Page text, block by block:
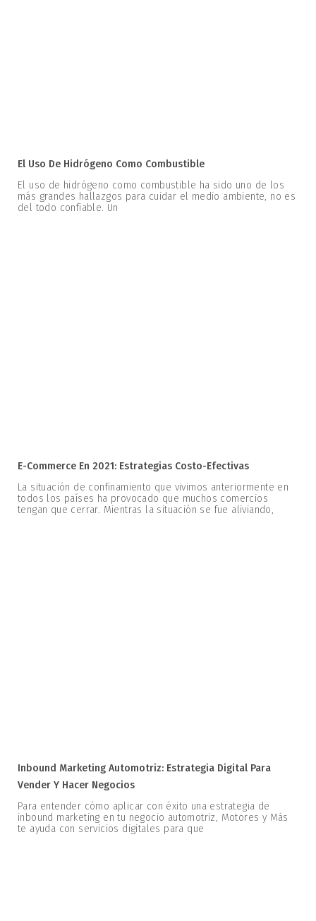
El Uso De Hidrógeno Como Combustible
El uso de hidrógeno como combustible ha sido uno de los
más grandes hallazgos para cuidar el medio ambiente, no es
del todo confiable. Un
E-Commerce En 2021: Estrategias Costo-Efectivas
La situación de confinamiento que vivimos anteriormente en
todos los países ha provocado que muchos comercios
tengan que cerrar. Mientras la situación se fue aliviando,
Inbound Marketing Automotriz: Estrategia Digital Para
Vender Y Hacer Negocios
Para entender cómo aplicar con éxito una estrategia de
inbound marketing en tu negocio automotriz, Motores y Más
te ayuda con servicios digitales para que